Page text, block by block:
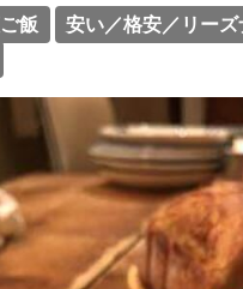
飯 安い／格安／リー